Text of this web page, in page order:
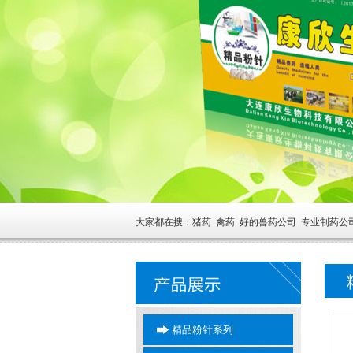
大家都在搜：猪药 禽药 好的兽药公司 专业制药公
精品粉针系列